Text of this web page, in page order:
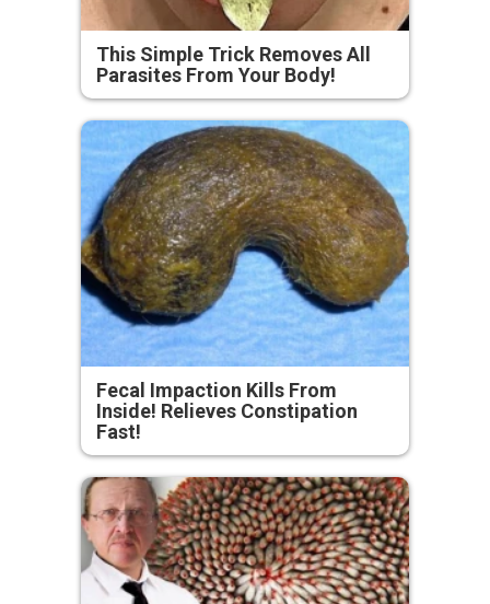
This Simple Trick Removes All
Parasites From Your Body!
Fecal Impaction Kills From
Inside! Relieves Constipation
Fast!